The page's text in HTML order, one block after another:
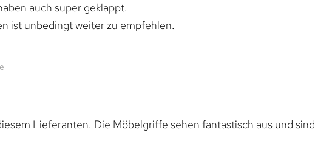
auch super geklappt.
ist unbedingt weiter zu empfehlen.
Lieferanten. Die Möbelgriffe sehen fantastisch aus und sind